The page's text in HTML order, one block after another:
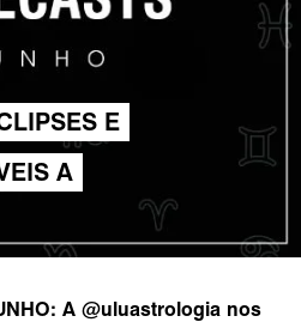
E
A
A @uluastrologia nos